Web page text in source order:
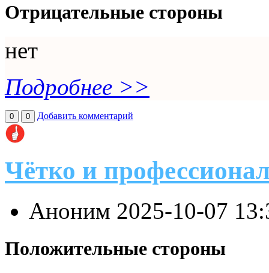
Отрицательные стороны
нет
Подробнее >>
0 0 Добавить комментарий
Чётко и
Аноним 2025-10-07
Положительные стороны